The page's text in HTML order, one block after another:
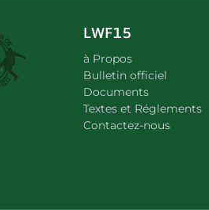
LWF15
à Propos
Bulletin officiel
Documents
Textes et Réglements
Contactez-nous